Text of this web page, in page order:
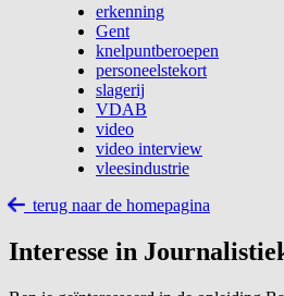
erkenning
Gent
knelpuntberoepen
personeelstekort
slagerij
VDAB
video
video interview
vleesindustrie
terug naar de homepagina
Interesse in